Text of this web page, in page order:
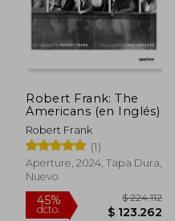
dcto.
$ 139.280
Robert Frank: The
Americans (en Inglés)
Robert Frank
(1)
Aperture, 2024, Tapa Dura,
Nuevo